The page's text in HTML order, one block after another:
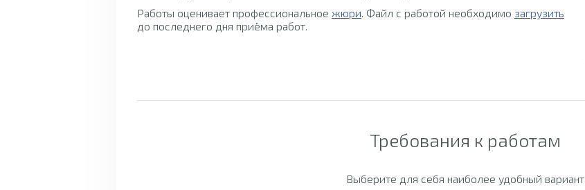
Работы оценивает профессиональное жюри. Файл с работой необходимо загрузить
до последнего дня приёма работ.
Требования к работам
Выберите для себя наиболее удобный вариант